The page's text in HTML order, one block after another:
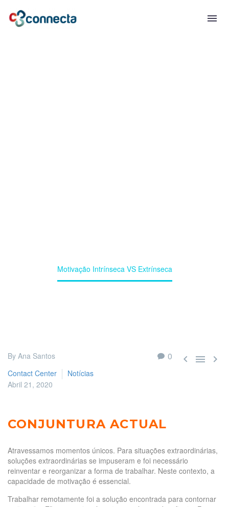
Motivação Intrínseca VS Extrínseca
0   
By Ana Santos
Contact Center
Notícias
Abril 21, 2020
CONJUNTURA ACTUAL
Atravessamos momentos únicos. Para situações extraordinárias,
soluções extraordinárias se impuseram e foi necessário
reinventar e reorganizar a forma de trabalhar. Neste contexto, a
capacidade de motivação é essencial.
Trabalhar remotamente foi a solução encontrada para contornar